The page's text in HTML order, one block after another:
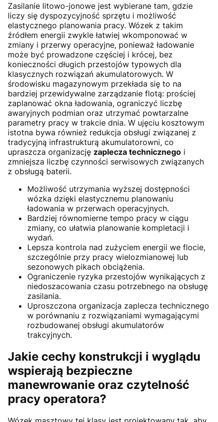
Zasilanie litowo-jonowe jest wybierane tam, gdzie
liczy się dyspozycyjność sprzętu i możliwość
elastycznego planowania pracy. Wózek z takim
źródłem energii zwykle łatwiej wkomponować w
zmiany i przerwy operacyjne, ponieważ ładowanie
może być prowadzone częściej i krócej, bez
konieczności długich przestojów typowych dla
klasycznych rozwiązań akumulatorowych. W
środowisku magazynowym przekłada się to na
bardziej przewidywalne zarządzanie flotą: prościej
zaplanować okna ładowania, ograniczyć liczbę
awaryjnych podmian oraz utrzymać powtarzalne
parametry pracy w trakcie dnia. W ujęciu kosztowym
istotna bywa również redukcja obsługi związanej z
tradycyjną infrastrukturą akumulatorowni, co
upraszcza organizację zaplecza technicznego i
zmniejsza liczbę czynności serwisowych związanych
z obsługą baterii.
Możliwość utrzymania wyższej dostępności
wózka dzięki elastycznemu planowaniu
ładowania w przerwach operacyjnych.
Bardziej równomierne tempo pracy w ciągu
zmiany, co ułatwia planowanie kompletacji i
wydań.
Lepsza kontrola nad zużyciem energii we flocie,
szczególnie przy pracy wielozmianowej lub
sezonowych pikach obciążenia.
Ograniczenie ryzyka przestojów wynikających z
niedoszacowania czasu potrzebnego na obsługę
zasilania.
Uproszczona organizacja zaplecza technicznego
w porównaniu z rozwiązaniami wymagającymi
rozbudowanej obsługi akumulatorów
trakcyjnych.
Jakie cechy konstrukcji i wyglądu
wspierają bezpieczne
manewrowanie oraz czytelność
pracy operatora?